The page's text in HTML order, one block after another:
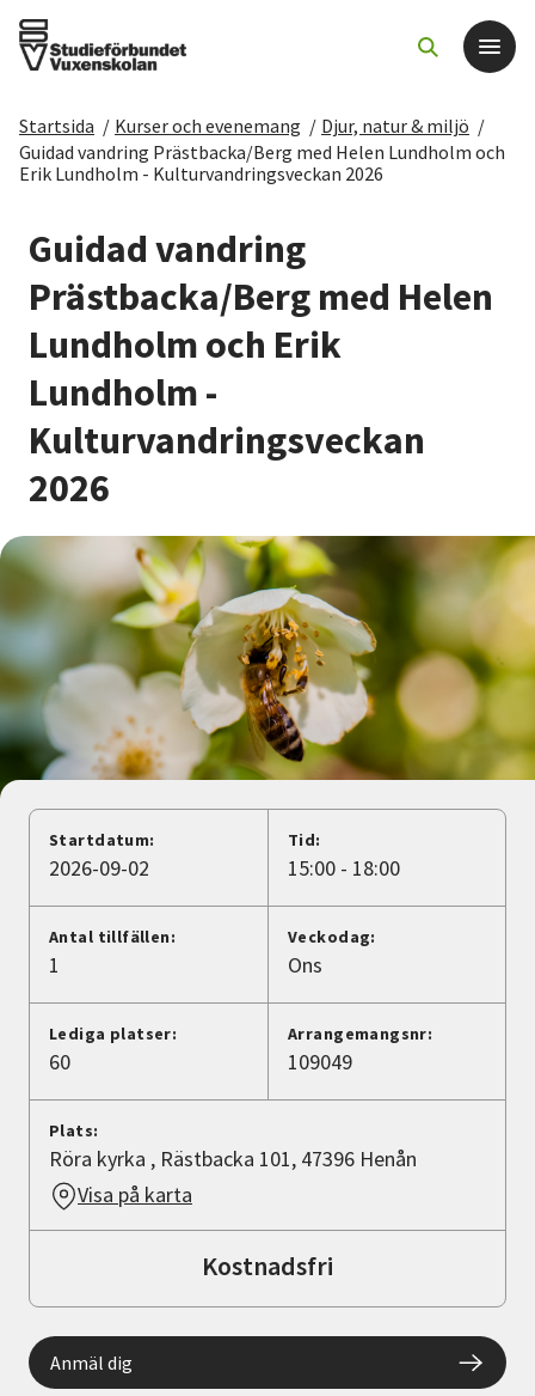
Det här gör vi
Sök kurser och evenemang
Om SV
Starta studiecirkel
Cirkelledare
Nyheter
Avdelningar
Startsida / Kurser och evenemang / Djur, natur & miljö /
Guidad vandring Prästbacka/Berg med Helen Lundholm och
Erik Lundholm - Kulturvandringsveckan 2026
Guidad vandring
Prästbacka/Berg med Helen
Lundholm och Erik
Lundholm -
Kulturvandringsveckan
2026
Startdatum:
2026-09-02
Tid:
15:00 - 18:00
Antal tillfällen:
1
Veckodag:
Ons
Lediga platser:
60
Arrangemangsnr:
109049
Plats:
Röra kyrka , Rästbacka 101, 47396 Henån
Visa på karta
Kostnadsfri
Anmäl dig